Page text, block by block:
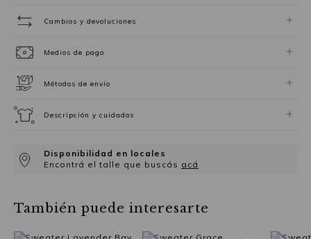
Cambios y devoluciones
Medios de pago
Métodos de envío
Descripción y cuidados
Disponibilidad en locales
Encontrá el talle que buscás acá
También puede interesarte